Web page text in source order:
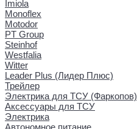
Imiola
Monoflex
Motodor
PT Group
Steinhof
Westfalia
Witter
Leader Plus (Лидер Плюс)
Трейлер
Электрика для ТСУ (Фаркопов)
Аксессуары для ТСУ
Электрика
Автономное питание